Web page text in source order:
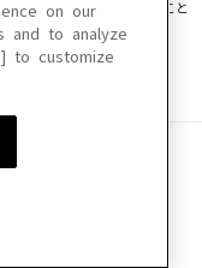
！
載、ファイル化などすること
場合があります。
があります。
on our
and to analyze
to customize